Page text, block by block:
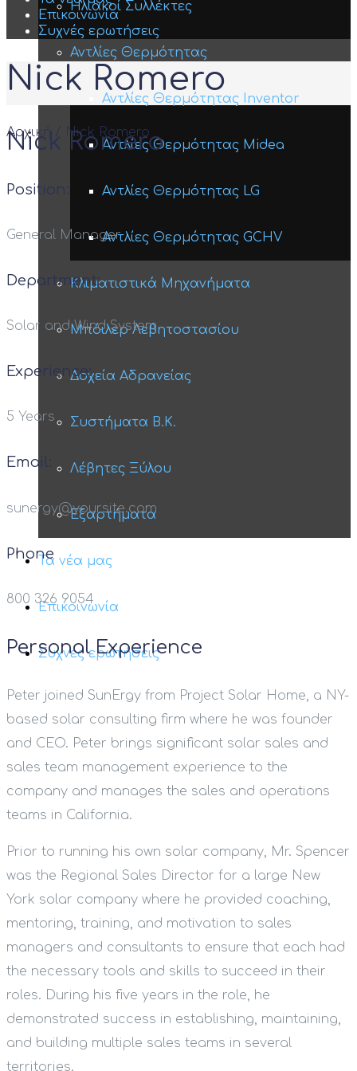
Ηλιακοί Συλλέκτες
Αντλίες Θερμότητας
Αντλίες Θερμότητας Inventor
Αντλίες Θερμότητας Midea
Αντλίες Θερμότητας LG
Αντλίες Θερμότητας GCHV
Κλιματιστικά Μηχανήματα
Μπόιλερ Λεβητοστασίου
Δοχεία Αδρανείας
Συστήματα Β.Κ.
Λέβητες Ξύλου
Εξαρτήματα
Τα νέα μας
Επικοινωνία
Συχνές ερωτήσεις
Επικοινωνία
Συχνές ερωτήσεις
Nick Romero
Αρχική / Nick Romero
Nick Romero
Position:
General Manager
Department:
Solar and Wind System
Experience:
5 Years
Email:
sunergy@yoursite.com
Phone
800 326 9054
Personal Experience
Peter joined SunErgy from Project Solar Home, a NY-
based solar consulting firm where he was founder
and CEO. Peter brings significant solar sales and
sales team management experience to the
company and manages the sales and operations
teams in California.
Prior to running his own solar company, Mr. Spencer
was the Regional Sales Director for a large New
York solar company where he provided coaching,
mentoring, training, and motivation to sales
managers and consultants to ensure that each had
the necessary tools and skills to succeed in their
roles. During his five years in the role, he
demonstrated success in establishing, maintaining,
and building multiple sales teams in several
territories.